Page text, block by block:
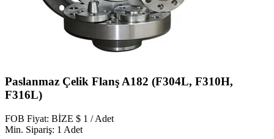
Paslanmaz Çelik Flanş A182 (F304L, F310H,
F316L)
FOB Fiyat: BİZE $ 1 / Adet
Min. Sipariş: 1 Adet